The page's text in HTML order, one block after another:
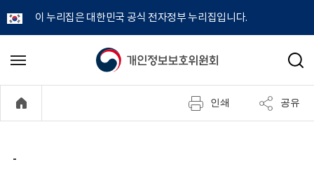
이 누리집은 대한민국 공식 전자정부 누리집입니다.
개
정
메
기
검
인쇄 공유
-